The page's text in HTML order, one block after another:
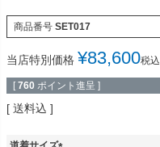
商品番号 SET017
当店特別価格 ¥83,600税込
[ 760 ポイント進呈 ]
送料込